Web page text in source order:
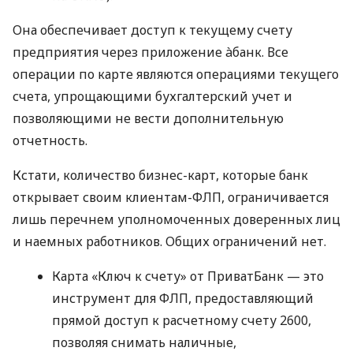
Она обеспечивает доступ к текущему счету
предприятия через приложение àбанк. Все
операции по карте являются операциями текущего
счета, упрощающими бухгалтерский учет и
позволяющими не вести дополнительную
отчетность.
Кстати, количество бизнес-карт, которые банк
открывает своим клиентам-ФЛП, ограничивается
лишь перечнем уполномоченных доверенных лиц
и наемных работников. Общих ограничений нет.
Карта «Ключ к счету» от ПриватБанк — это
инструмент для ФЛП, предоставляющий
прямой доступ к расчетному счету 2600,
позволяя снимать наличные,